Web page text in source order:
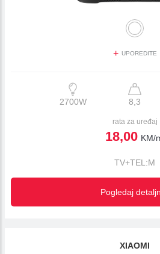
+ UPOREDITE
2700W 8,3
rata za uređaj
18,00 KM/
TV+TEL:M
Pogledaj
XIAOMI